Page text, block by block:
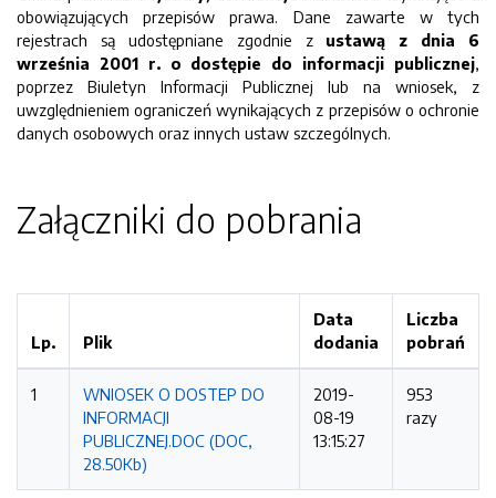
obowiązujących przepisów prawa. Dane zawarte w tych
rejestrach są udostępniane zgodnie z ustawą z dnia 6
września 2001 r. o dostępie do informacji publicznej,
poprzez Biuletyn Informacji Publicznej lub na wniosek, z
uwzględnieniem ograniczeń wynikających z przepisów o ochronie
danych osobowych oraz innych ustaw szczególnych.
Załączniki do pobrania
Lp. Plik
Data
dodania
Liczba
pobrań
1
WNIOSEK O DOSTEP DO
INFORMACJI
PUBLICZNEJ.DOC (DOC,
28.50Kb)
2019-
08-19
13:15:27
953
razy